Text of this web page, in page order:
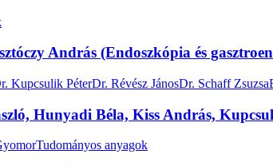
András (Endoszkópia és
Kupcsulik PéterDr. Révész JánosDr. Schaff Zsuzsa
Hunyadi Béla, Kiss András,
Tudományos anyagok